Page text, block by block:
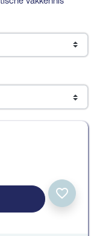
favorite_border